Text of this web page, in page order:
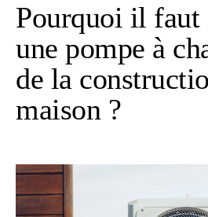
Pourquoi il faut
une pompe à
de la
maison ?